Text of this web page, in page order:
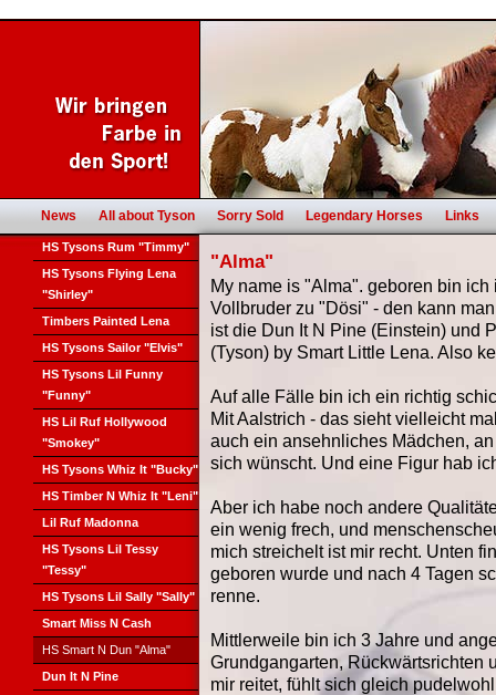
News All about Tyson Sorry Sold Legendary Horses Links
HS Tysons Rum "Timmy"
HS Tysons Flying Lena
"Shirley"
Timbers Painted Lena
HS Tysons Sailor "Elvis"
HS Tysons Lil Funny
"Funny"
HS Lil Ruf Hollywood
"Smokey"
HS Tysons Whiz It "Bucky"
HS Timber N Whiz It "Leni"
Lil Ruf Madonna
HS Tysons Lil Tessy
"Tessy"
HS Tysons Lil Sally "Sally"
Smart Miss N Cash
HS Smart N Dun "Alma"
Dun It N Pine
"Alma"
My name is "Alma". geboren bin
Vollbruder zu "Dösi" - den kann
ist die Dun It N Pine (Einstein) und
(Tyson) by Smart Little Lena. Also
Auf alle Fälle bin ich ein richtig
Mit Aalstrich - das sieht vielleicht
auch ein ansehnliches Mädchen,
sich wünscht. Und eine Figur hab
Aber ich habe noch andere
ein wenig frech, und
mich streichelt ist mir recht. Unten
geboren wurde und nach 4 Tagen
renne.
Mittlerweile bin ich 3 Jahre und
Grundgangarten, Rückwärtsrichten
mir reitet, fühlt sich gleich